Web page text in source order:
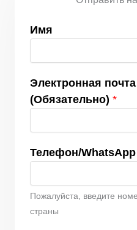
Имя
Электронная почта
(Обязательно) *
Телефон/WhatsApp
Пожалуйста, введите
страны